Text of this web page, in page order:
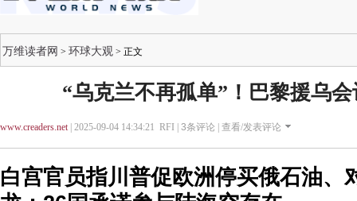
万维读者网 > 环球大观 > 正文
“乌克兰不再孤单”！巴黎援乌
www.creaders.net| 2025-09-04 14:34:21 RFI | 3条评论 | 查看/发表评论
白宫官员指川普促欧洲停买俄石油、